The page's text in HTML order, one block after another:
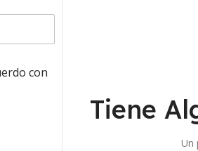
con
Tiene
Un